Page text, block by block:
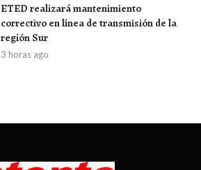
ETED realizará mantenimiento
correctivo en línea de transmisión de la
región Sur
3 horas ago